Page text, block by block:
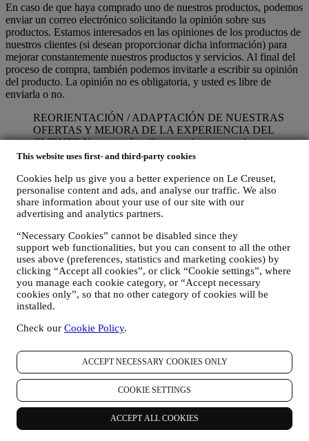
This website uses first- and third-party cookies
Cookies help us give you a better experience on Le Creuset,
personalise content and ads, and analyse our traffic. We also
share information about your use of our site with our
advertising and analytics partners.
“Necessary Cookies” cannot be disabled since they
support web functionalities, but you can consent to all the other
uses above (preferences, statistics and marketing cookies) by
clicking “Accept all cookies”, or click “Cookie settings”, where
you manage each cookie category, or “Accept necessary
cookies only”, so that no other category of cookies will be
installed.
Check our Cookie Policy.
ACCEPT NECESSARY COOKIES ONLY
COOKIE SETTINGS
ACCEPT ALL COOKIES
En caso de que haya comprado uno de nuestros productos, podemos
enviar un correo electrónico solicitando la opinión sobre sus
productos. Estamos interesados en las opiniones de los productos de
nuestros clientes (si desean proporcionar dicha información) para
mejorar constantemente nuestros productos y servicios. Al final del
proceso de compra, también podemos invitarle a escribir su opinión
del producto. La opinión no es obligatoria, y usted es libre de
enviarla o no.
REORIENTACIÓN / ADAPTACIÓN DE NUESTRAS
OFERTAS Y MEJORA DE LA EXPERIENCIA DEL
CLIENTE Nos gustaría utilizar sus datos para adaptar
nuestros servicios y ofertas a sus necesidades y preferencias
de Le Creuset. Lo haremos analizando sus hábitos o intereses,
por ejemplo, en relación con los productos más vistos, su
interacción con nosotros en las redes sociales, qué páginas de
nuestro sitio web visita, qué contenido de nuestras ofertas lee
tecnologías similares (incluidos los píxeles de seguimiento en
los correos electrónicos), también en combinación con sus
datos y preferencias recogidos una vez que se suscribe a
nuestras comunicaciones de marketing personalizadas.
Utilizaremos esta información para gestionar nuestra
publicidad en otros sitios, conceder acceso a contenidos
Sitio web o, si ha dado su consentimiento para suscribirse a
comunicaciones/mensajes relevantes que creemos que le
pueden gustar. No será utilizada para otros efectos. El uso de
cookies está sujeto a su consentimiento. Si no desea que esta
información se utilice para enviarle anuncios, contenidos o
comunicaciones basados en intereses, puede limitar el uso de
la información sobre sus acciones en línea mediante la gestión
de su configuración de cookies (sin embargo, recuerde que